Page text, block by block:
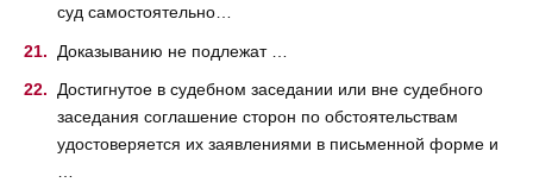
суд самостоятельно…
Доказыванию не подлежат …
Достигнутое в судебном заседании или вне судебного
заседания соглашение сторон по обстоятельствам
удостоверяется их заявлениями в письменной форме и
…